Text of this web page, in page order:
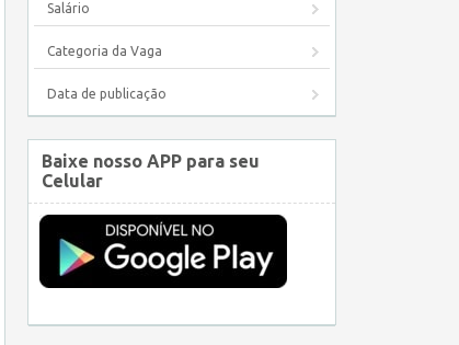
Salário
Categoria da Vaga
Data de publicação
Baixe nosso APP para seu
Celular